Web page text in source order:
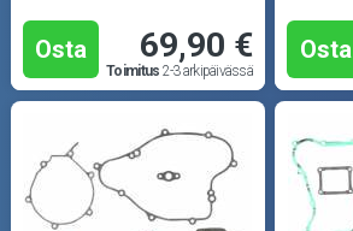
Osta 69,90 €
Toimitus 2-3 arkipäivässä
Osta